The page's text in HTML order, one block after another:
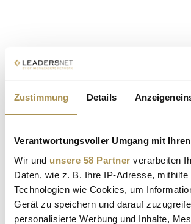
Zustimmung Details
Verantwortungsvoller Umgang mit
Wir und unsere 58 Partner verarbeiten
Daten, wie z. B. Ihre IP-Adresse, mithilfe
Technologien wie Cookies, um
Gerät zu speichern und darauf
personalisierte Werbung und Inhalte,